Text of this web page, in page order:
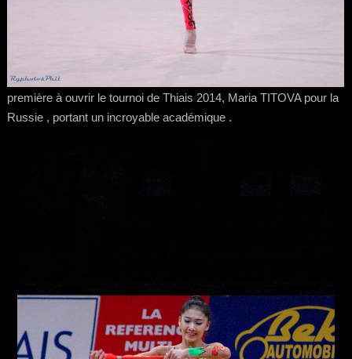
première à ouvrir le tournoi de Thiais 2014, Maria TITOVA pour la
Russie , portant un incroyable académique .